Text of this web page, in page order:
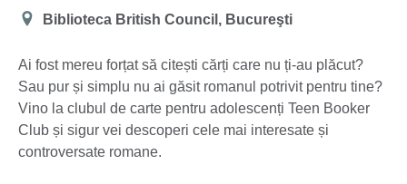
Locație
Biblioteca British Council, Bucureşti
Ai fost mereu forțat să citești cărți care nu ți-au plăcut?
Sau pur și simplu nu ai găsit romanul potrivit pentru tine?
Vino la clubul de carte pentru adolescenți Teen Booker
Club și sigur vei descoperi cele mai interesate și
controversate romane.